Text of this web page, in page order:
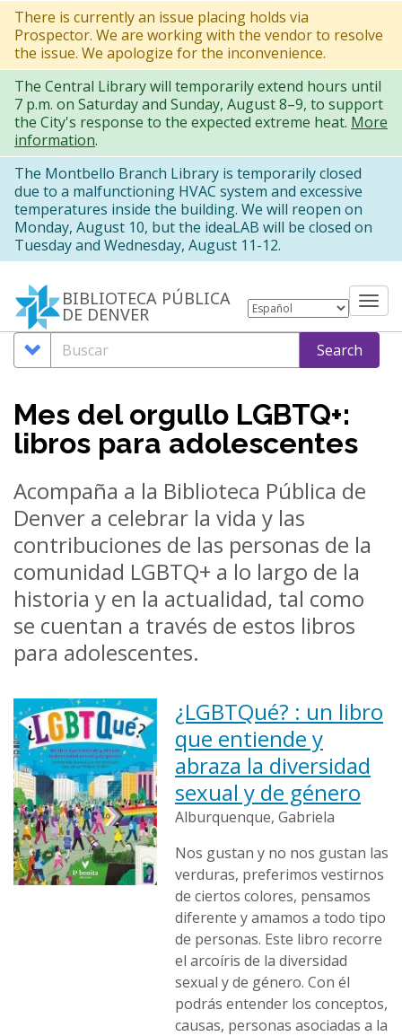
Pasar
contenido
principal
There is currently an issue placing holds via
Prospector. We are working with the vendor to resolve
the issue. We apologize for the inconvenience.
The Central Library will temporarily extend hours until
7 p.m. on Saturday and Sunday, August 8–9, to support
the City's response to the expected extreme heat. More
information.
The Montbello Branch Library is temporarily closed
due to a malfunctioning HVAC system and excessive
temperatures inside the building. We will reopen on
Monday, August 10, but the ideaLAB will be closed on
Tuesday and Wednesday, August 11-12.
BIBLIOTECA PÚBLICA
DE DENVER
Search
Options
Buscar Search
Mes del orgullo LGBTQ+:
libros para adolescentes
Acompaña a la Biblioteca Pública de
Denver a celebrar la vida y las
contribuciones de las personas de la
comunidad LGBTQ+ a lo largo de la
historia y en la actualidad, tal como
se cuentan a través de estos libros
para adolescentes.
¿LGBTQué? : un libro
que entiende y
abraza la diversidad
sexual y de género
Alburquenque, Gabriela
Nos gustan y no nos gustan las
verduras, preferimos vestirnos
de ciertos colores, pensamos
diferente y amamos a todo tipo
de personas. Este libro recorre
el arcoíris de la diversidad
sexual y de género. Con él
podrás entender los conceptos,
causas, personas asociadas a la